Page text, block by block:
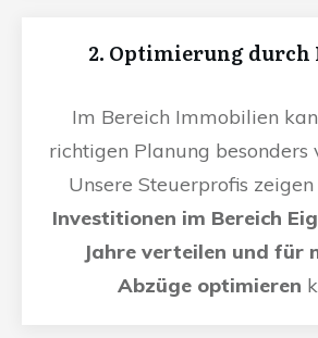
2. Optimierung durch
Im Bereich Immobilien
richtigen Planung besonders
Unsere Steuerprofis
Investitionen im Bereich
Jahre verteilen und für
Abzüge optimieren